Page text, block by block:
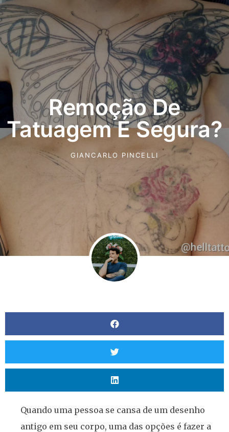
Remoção De
Tatuagem É Segura?
GIANCARLO PINCELLI
Quando uma pessoa se cansa de um desenho
antigo em seu corpo, uma das opções é fazer a